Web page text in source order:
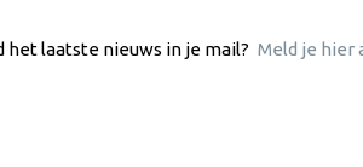
het laatste nieuws in je mail? Meld je hier